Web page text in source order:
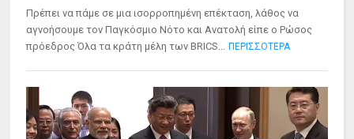
Πρέπει να πάμε σε μια ισορροπημένη επέκταση, λάθος να
αγνοήσουμε τον Παγκόσμιο Νότο και Ανατολή είπε ο Ρώσος
πρόεδρος Όλα τα κράτη μέλη των BRICS... ΠΕΡΙΣΣΟΤΕΡΑ